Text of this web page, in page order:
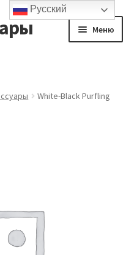
Меню
White-Black Purfling
Русский